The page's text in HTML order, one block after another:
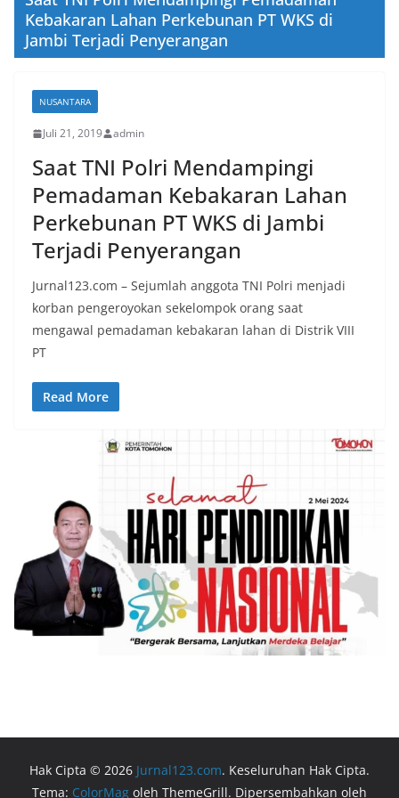
Kebakaran Lahan Perkebunan PT WKS di
Jambi Terjadi Penyerangan
NUSANTARA
Juli 21, 2019 admin
Saat TNI Polri Mendampingi
Pemadaman Kebakaran Lahan
Perkebunan PT WKS di Jambi
Terjadi Penyerangan
Jurnal123.com – Sejumlah anggota TNI Polri menjadi
korban pengeroyokan sekelompok orang saat
mengawal pemadaman kebakaran lahan di Distrik VIII
PT
Read More
Hak Cipta © 2026 Jurnal123.com. Keseluruhan Hak Cipta.
Tema: ColorMag oleh ThemeGrill. Dipersembahkan oleh